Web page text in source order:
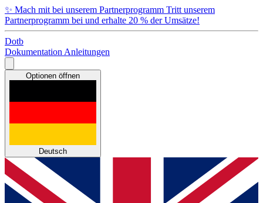
✨ Mach mit bei unserem Partnerprogramm Tritt unserem
Partnerprogramm bei und erhalte 20 % der Umsätze!
Dotb
Dokumentation Anleitungen
Optionen öffnen
Deutsch